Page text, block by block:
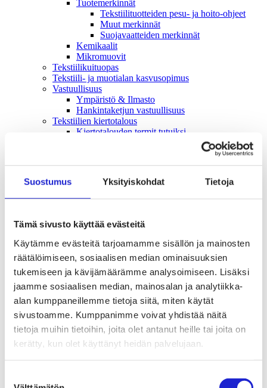
Suostumus Yksityiskohdat Tietoja
Tämä sivusto käyttää evästeitä
Käytämme evästeitä tarjoamamme sisällön ja mainosten
räätälöimiseen, sosiaalisen median ominaisuuksien
tukemiseen ja kävijämäärämme analysoimiseen. Lisäksi
jaamme sosiaalisen median, mainosalan ja analytiikka-
alan kumppaneillemme tietoja siitä, miten käytät
sivustoamme. Kumppanimme voivat yhdistää näitä
tietoja muihin tietoihin, joita olet antanut heille tai joita on
kerätty, kun olet käyttänyt heidän palvelujaan.
Tuotemerkinnät
Tekstiilituotteiden pesu- ja hoito-ohjeet
Muut merkinnät
Suojavaatteiden merkinnät
Kemikaalit
Mikromuovit
Tekstiilikuitu­opas
Tekstiili- ja muotialan kasvusopimus
Vastuullisuus
Ympäristö & Ilmasto
Hankintaketjun vastuullisuus
Tekstiilien kiertotalous
Kiertotalouden termit tutuiksi
Mihin kierrättää vanhat vaatteet ja kodintekstiilit?
Mukana sitoumuksessa
Liity mukaan
TKI-toiminta
Vaikuttaminen
Mahdollisuuksien ala – lue vaikuttamis­viestimme
EU-vaalit 2024: Reilut pelisäännöt turvaavat
elinvoimaisen tekstiili- ja muotialan Suomessa ja
Euroopassa
Tekstiili- ja muotialasta viennin uusi kärki
Suomesta tekstiilialan kiertotalouden &
vastuullisuuden suunnannäyttäjä
Tekstiili- ja muotiala tarvitsee monipuolista
osaamista
Tekstiiliala on tärkeä osa Suomen
huoltovarmuutta